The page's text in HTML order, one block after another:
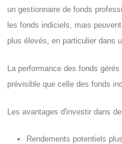
un gestionnaire de fonds
les fonds indiciels, mais
plus élevés, en particulier dans
La performance des fonds
prévisible que celle des fonds
Les avantages d'investir dans
Rendements potentiels